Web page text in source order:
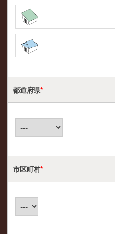
都道府県*
市区町村*